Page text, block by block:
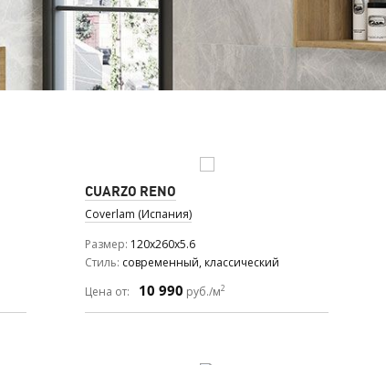
CUARZO RENO
Coverlam (Испания)
Размер 120x260x5.6
Стиль современный, классический
Цена от:
10 990 руб./м2